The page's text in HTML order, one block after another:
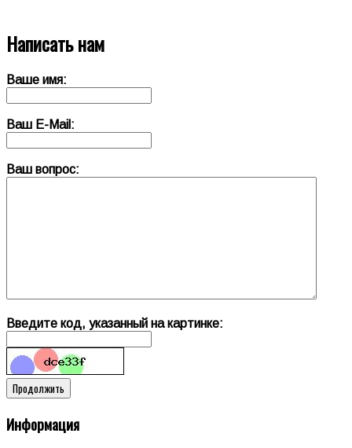
Написать нам
Ваше имя:
Ваш E-Mail:
Ваш вопрос:
Введите код, указанный на картинке:
Информация